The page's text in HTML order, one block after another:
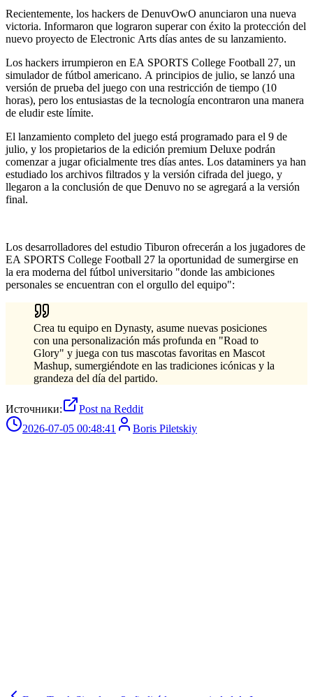
Recientemente, los hackers de DenuvOwO anunciaron una nueva
victoria. Informaron que lograron superar con éxito la protección del
nuevo proyecto de Electronic Arts días antes de su lanzamiento.
Los hackers irrumpieron en EA SPORTS College Football 27, un
simulador de fútbol americano. A principios de julio, se lanzó una
versión de prueba del juego con una restricción de tiempo (10
horas), pero los entusiastas de la tecnología encontraron una manera
de eludir este límite.
El lanzamiento completo del juego está programado para el 9 de
julio, y los propietarios de la edición premium Deluxe podrán
comenzar a jugar oficialmente tres días antes. Los dataminers ya han
estudiado los archivos filtrados y la versión cifrada del juego, y
llegaron a la conclusión de que Denuvo no se agregará a la versión
final.
Los desarrolladores del estudio Tiburon ofrecerán a los jugadores de
EA SPORTS College Football 27 la oportunidad de sumergirse en
la era moderna del fútbol universitario "donde las ambiciones
personales se encuentran con el orgullo del equipo":
Crea tu equipo en Dynasty, asume nuevas posiciones
con una personalización más profunda en "Road to
Glory" y juega con tus mascotas favoritas en Mascot
Mashup, sumergiéndote en las tradiciones icónicas y la
grandeza del día del partido.
Источники:
Post na Reddit
2026-07-05 00:48:41
Boris Piletskiy